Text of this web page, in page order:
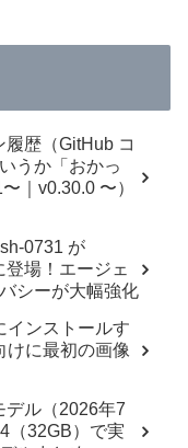
歴（GitHub コ
うか「おかっ
｜v0.30.0 〜）
0731 が
場！エージェ
シーが大幅強化
インストールす
けに最初の画像
デル（2026年7
（32GB）で実